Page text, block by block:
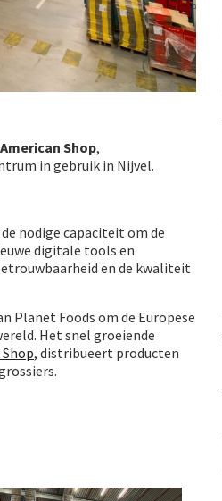
Shop,
in gebruik in Nijvel.
nodige capaciteit om de
digitale tools en
en de kwaliteit
Planet Foods om de Europese
Het snel groeiende
, distribueert producten